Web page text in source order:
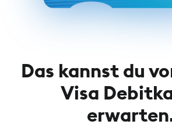
Das kannst du
Visa